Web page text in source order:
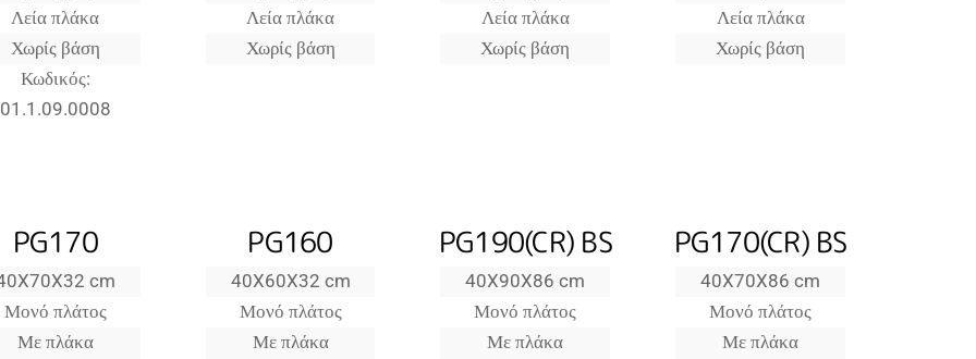
Λεία πλάκα
Χωρίς βάση
Κωδικός:
01.1.09.0008
Λεία πλάκα
Χωρίς βάση
Λεία πλάκα
Χωρίς βάση
Λεία πλάκα
Χωρίς βάση
PG170
cm
Μονό πλάτος
Με πλάκα
PG160
40X60X32 cm
Μονό πλάτος
Με πλάκα
PG190(CR) BS
40X90X86 cm
Μονό πλάτος
Με πλάκα
PG170(CR) BS
40X70X86 cm
Μονό πλάτος
Με πλάκα